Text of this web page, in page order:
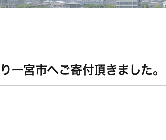
一宮市へご寄付頂きました。